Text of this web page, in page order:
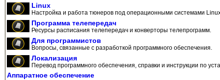
Linux
Настройка и работа тюнеров под операционными системами
Программа телепередач
Ресурсы расписания телепередач и конверторы телепрограмм.
Для программистов
Вопросы, связанные с разработкой программного обеспечения.
Локализация
Перевод программного обеспечения, справки и инструкции по
Аппаратное обеспечение